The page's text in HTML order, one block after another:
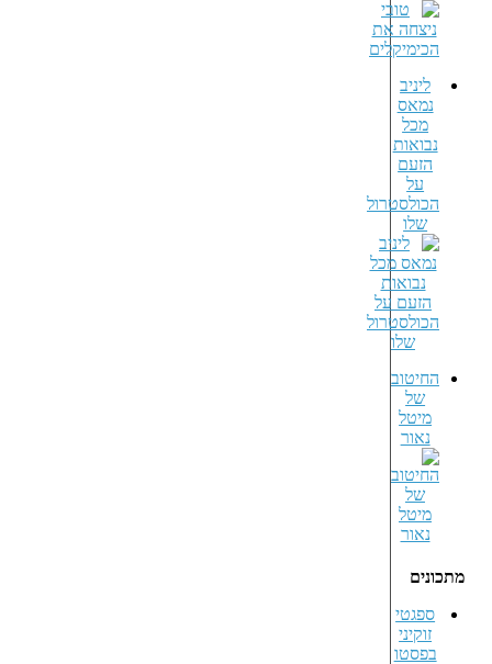
ליניב
נמאס
מכל
נבואות
הזעם
על
הכולסטרול
שלו
החיטוב
של
מיטל
נאור
מתכונים
ספגטי
זוקיני
בפסטו